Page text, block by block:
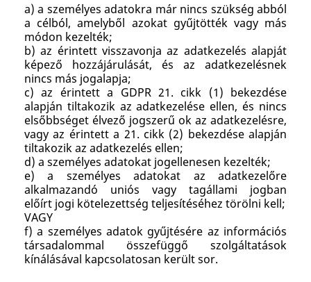
a) a személyes adatokra már nincs szükség abból
a célból, amelyből azokat gyűjtötték vagy más
módon kezelték;
b) az érintett visszavonja az adatkezelés alapját
képező hozzájárulását, és az adatkezelésnek
nincs más jogalapja;
c) az érintett a GDPR 21. cikk (1) bekezdése
alapján tiltakozik az adatkezelése ellen, és nincs
elsőbbséget élvező jogszerű ok az adatkezelésre,
vagy az érintett a 21. cikk (2) bekezdése alapján
tiltakozik az adatkezelés ellen;
d) a személyes adatokat jogellenesen kezelték;
e) a személyes adatokat az adatkezelőre
alkalmazandó uniós vagy tagállami jogban
előírt jogi kötelezettség teljesítéséhez törölni kell;
VAGY
f) a személyes adatok gyűjtésére az információs
társadalommal összefüggő szolgáltatások
kínálásával kapcsolatosan került sor.